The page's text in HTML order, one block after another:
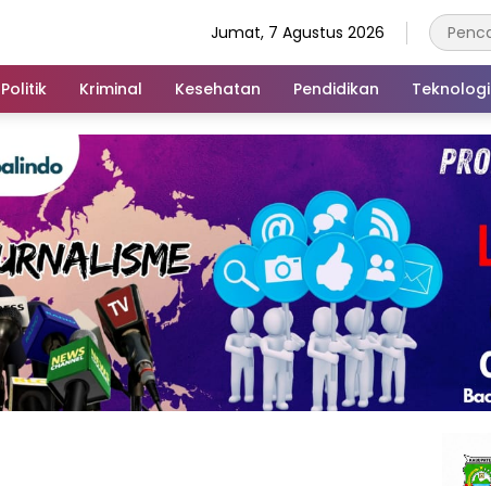
Jumat, 7 Agustus 2026
Politik Kriminal Kesehatan Pendidikan Teknologi